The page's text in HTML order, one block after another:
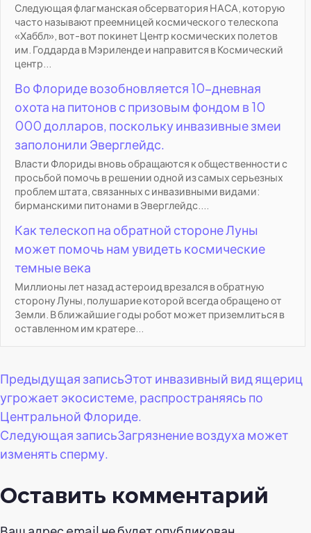
Следующая флагманская обсерватория НАСА, которую
часто называют преемницей космического телескопа
«Хаббл», вот-вот покинет Центр космических полетов
им. Годдарда в Мэриленде и направится в Космический
центр...
Во Флориде возобновляется 10-дневная
охота на питонов с призовым фондом в 10
000 долларов, поскольку инвазивные змеи
заполонили Эверглейдс.
Власти Флориды вновь обращаются к общественности с
просьбой помочь в решении одной из самых серьезных
проблем штата, связанных с инвазивными видами:
бирманскими питонами в Эверглейдс....
Как телескоп на обратной стороне Луны
может помочь нам увидеть космические
темные века
Миллионы лет назад астероид врезался в обратную
сторону Луны, полушарие которой всегда обращено от
Земли. В ближайшие годы робот может приземлиться в
оставленном им кратере...
Навигация
по
записям
Предыдущая записьЭтот инвазивный вид ящериц
угрожает экосистеме, распространяясь по
Центральной Флориде.
Следующая записьЗагрязнение воздуха может
изменять сперму.
Оставить комментарий